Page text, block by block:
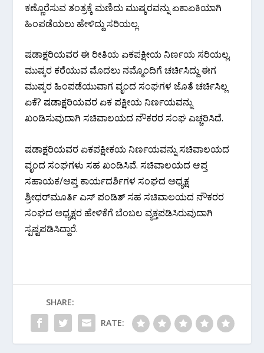
ಕಣ್ಣೊರೆಸುವ ತಂತ್ರಕ್ಕೆ ಮಣಿದು ಮುಷ್ಕರವನ್ನು ಏಕಾಏಕಿಯಾಗಿ
ಹಿಂಪಡೆಯಲು ಹೇಳಿದ್ದು ಸರಿಯಲ್ಲ.
ಷಡಾಕ್ಷರಿಯವರ ಈ ರೀತಿಯ ಏಕಪಕ್ಷೀಯ ನಿರ್ಣಯ ಸರಿಯಲ್ಲ.
ಮುಷ್ಕರ ಕರೆಯುವ ಮೊದಲು ನಮ್ಮೊಂದಿಗೆ ಚರ್ಚಿಸಿದ್ದು ಈಗ
ಮುಷ್ಕರ ಹಿಂಪಡೆಯುವಾಗ ವೃಂದ ಸಂಘಗಳ ಜೊತೆ ಚರ್ಚಿಸಿಲ್ಲ‌
ಏಕೆ? ಷಡಾಕ್ಷರಿಯವರ ಏಕ ಪಕ್ಷೀಯ ನಿರ್ಣಯವನ್ನು
ಖಂಡಿಸುವುದಾಗಿ ಸಚಿವಾಲಯದ ನೌಕರರ ಸಂಘ ಎಚ್ಚರಿಸಿದೆ.
ಷಡಾಕ್ಷರಿಯವರ ಏಕಪಕ್ಷೀಕಯ ನಿರ್ಣಯವನ್ನು ಸಚಿವಾಲಯದ
ವೃಂದ ಸಂಘಗಳು ಸಹ ಖಂಡಿಸಿವೆ. ಸಚಿವಾಲಯದ ಆಪ್ತ
ಸಹಾಯಕ/ಆಪ್ತ ಕಾರ್ಯದರ್ಶಿಗಳ ಸಂಘದ ಅಧ್ಯಕ್ಷ
ಶ್ರೀಧರ್‌ಮೂರ್ತಿ ಎಸ್ ಪಂಡಿತ್ ಸಹ ಸಚಿವಾಲಯದ ನೌಕರರ
ಸಂಘದ ಅಧ್ಯಕ್ಷರ ಹೇಳಿಕೆಗೆ ಬೆಂಬಲ ವ್ಯಕ್ತಪಡಿಸಿರುವುದಾಗಿ
ಸ್ಪಷ್ಟಪಡಿಸಿದ್ದಾರೆ.
SHARE:
RATE: